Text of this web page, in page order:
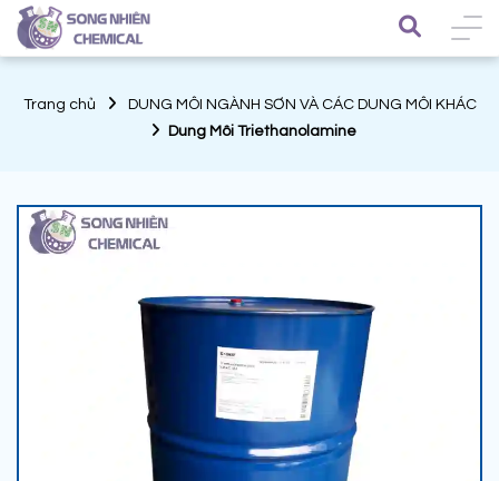
Trang chủ
DUNG MÔI NGÀNH SƠN VÀ CÁC DUNG MÔI KHÁC
Dung Môi Triethanolamine